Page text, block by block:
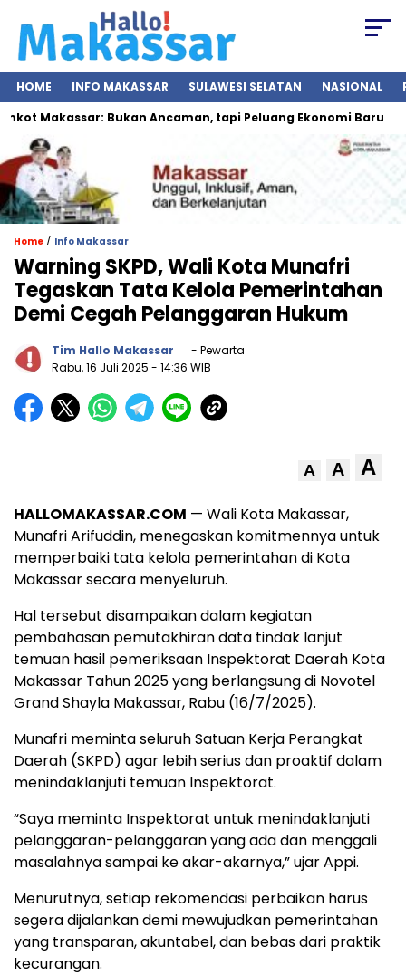
HOME INFO MAKASSAR SULAWESI SELATAN NASIONAL
Makassar: Bukan Ancaman, tapi Peluang Ekonomi Baru
Home / Info Makassar
Warning SKPD, Wali Kota Munafri
Tegaskan Tata Kelola Pemerintahan
Demi Cegah Pelanggaran Hukum
Tim Hallo Makassar
- Pewarta
Rabu, 16 Juli 2025 - 14:36 WIB
A A A
HALLOMAKASSAR.COM — Wali Kota Makassar,
Munafri Arifuddin, menegaskan komitmennya untuk
memperbaiki tata kelola pemerintahan di Kota
Makassar secara menyeluruh.
Hal tersebut disampaikan dalam kegiatan
pembahasan pemutakhiran data tindak lanjut
temuan hasil pemeriksaan Inspektorat Daerah Kota
Makassar Tahun 2025 yang berlangsung di Novotel
Grand Shayla Makassar, Rabu (16/7/2025).
Munafri meminta seluruh Satuan Kerja Perangkat
Daerah (SKPD) agar lebih serius dan proaktif dalam
menindaklanjuti temuan Inspektorat.
“Saya meminta Inspektorat untuk menindaklanjuti
pelanggaran-pelanggaran yang ada dan menggali
masalahnya sampai ke akar-akarnya,” ujar Appi.
Menurutnya, setiap rekomendasi perbaikan harus
segera dijalankan demi mewujudkan pemerintahan
yang transparan, akuntabel, dan bebas dari praktik
kecurangan.